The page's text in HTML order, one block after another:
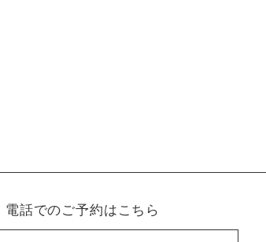
電話でのご予約はこちら